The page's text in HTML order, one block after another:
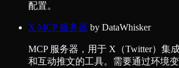
配置。
X MCP 服务器 by DataWhisker
MCP 服务器，用于 X（Twitter）集
和互动推文的工具。需要通过环境